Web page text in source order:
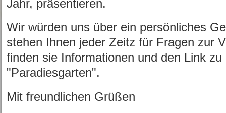
Jahr, präsentieren.
Wir würden uns über ein persönliches
stehen Ihnen jeder Zeitz für Fragen zur
finden sie Informationen und den Link
"Paradiesgarten".
Mit freundlichen Grüßen